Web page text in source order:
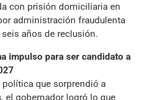
con prisión domiciliaria en
administración fraudulenta
años de reclusión.
impulso para ser candidato a
política que sorprendió a
el gobernador logró lo que